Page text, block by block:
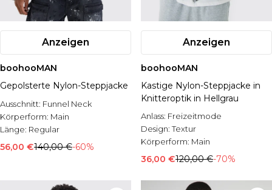
Anzeigen
boohooMAN
Gepolsterte Nylon-Steppjacke
Ausschnitt: Funnel Neck
Körperform: Main
Länge: Regular
56,00 €140,00 €-60%
Anzeigen
boohooMAN
Kastige Nylon-Steppjacke in
Knitteroptik in Hellgrau
Anlass: Freizeitmode
Design:Textur
Körperform: Main
36,00 €120,00 €-70%